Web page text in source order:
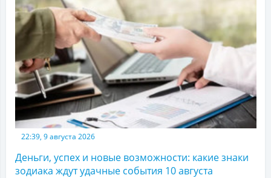
22:39, 9 августа 2026
Деньги, успех и новые возможности: какие знаки
зодиака ждут удачные события 10 августа